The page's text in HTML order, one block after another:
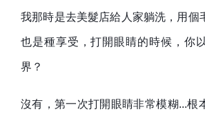
我那時是去美髮店給人家躺洗，用個
也是種享受，打開眼睛的時候，你
界？
沒有，第一次打開眼睛非常模糊...根